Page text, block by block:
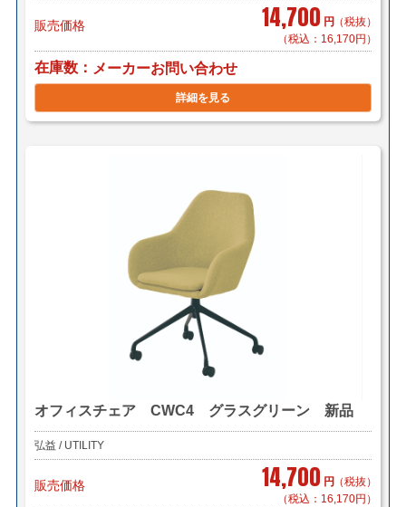
販売価格 14,700 円 （税抜）
（税込：16,170円）
在庫数 メーカーお問い合わせ
詳細を見る
オフィスチェア CWC4 グラスグリーン 新品
弘益 / UTILITY
販売価格 14,700 円 （税抜）
（税込：16,170円）